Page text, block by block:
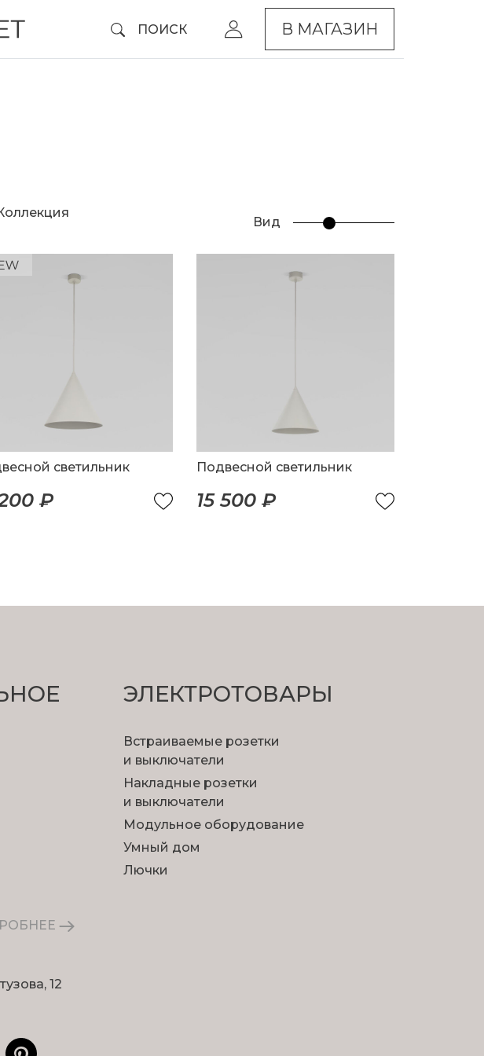
ПОИСК В МАГАЗИН
Вид
светильник
₽
Подвесной светильник
15 500 ₽
ЭЛЕКТРОТОВАРЫ
Встраиваемые розетки
и выключатели
Накладные розетки
и выключатели
Модульное оборудование
Умный дом
Лючки
12